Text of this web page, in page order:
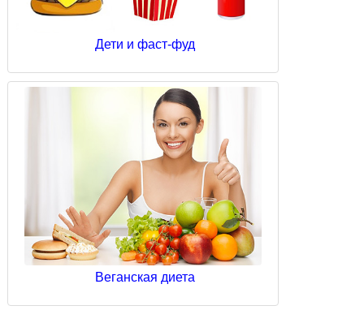
Дети и фаст-фуд
Веганская диета